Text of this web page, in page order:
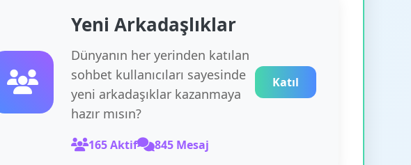
Yeni Arkadaşlıklar
Dünyanın her yerinden katılan
sohbet kullanıcıları sayesinde
yeni arkadaşıklar kazanmaya
hazır mısın?
165 Aktif 845 Mesaj
Katıl